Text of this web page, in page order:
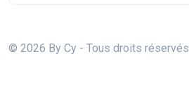
© 2026 By Cy - Tous droits réservés